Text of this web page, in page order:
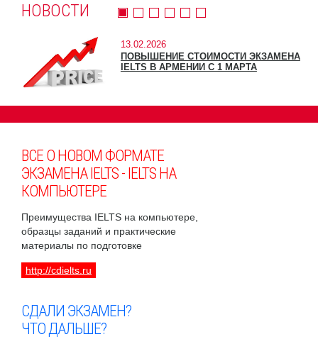
НОВОСТИ
13.02.2026
ПОВЫШЕНИЕ СТОИМОСТИ ЭКЗАМЕНА
IELTS В АРМЕНИИ С 1 МАРТА
ВСЕ О НОВОМ ФОРМАТЕ
ЭКЗАМЕНА IELTS - IELTS НА
КОМПЬЮТЕРЕ
Преимущества IELTS на компьютере,
образцы заданий и практические
материалы по подготовке
http://cdielts.ru
СДАЛИ ЭКЗАМЕН?
ЧТО ДАЛЬШЕ?